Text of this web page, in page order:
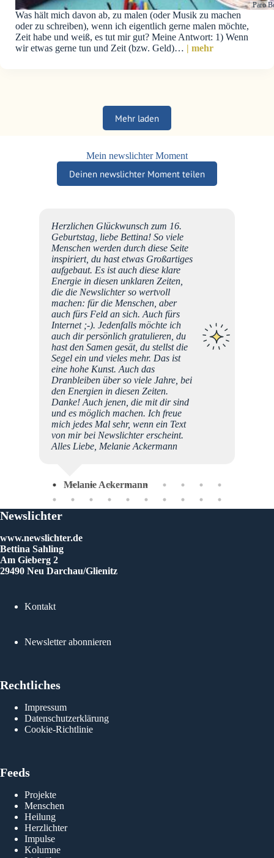
Paro
Was hält mich davon ab, zu malen (oder Musik zu machen
oder zu schreiben), wenn ich eigentlich gerne malen möchte,
Zeit habe und weiß, es tut mir gut? Meine Antwort: 1) Wenn
wir etwas gerne tun und Zeit (bzw. Geld)…
| mehr
Mehr laden
Mein newslichter Moment
Deinen newslichter Moment teilen
Herzlichen Glückwunsch zum 16.
Geburtstag, liebe Bettina! So viele
Menschen werden durch diese Seite
inspiriert, du hast etwas Großartiges
aufgebaut. Es ist auch diese klare
Energie in diesen unklaren Zeiten,
die die Newslichter so wertvoll
machen: für die Menschen, aber
auch fürs Feld an sich. Auch fürs
Internet ;-). Jedenfalls möchte ich
auch dir persönlich gratulieren, du
hast den Samen gesät, du stellst die
Segel ein und vieles mehr. Das ist
eine hohe Kunst. Auch das
Dranbleiben über so viele Jahre, bei
den Energien in diesen Zeiten.
Danke! Auch jenen, die mit dir sind
und es möglich machen. Ich freue
mich jedes Mal sehr, wenn ein Text
von mir bei Newslichter erscheint.
Alles Liebe, Melanie Ackermann
Melanie Ackermann
Newslichter
www.newslichter.de
Bettina Sahling
Am Gieberg 2
29490 Neu Darchau/Glienitz
Kontakt
Newsletter abonnieren
Rechtliches
Impressum
Datenschutzerklärung
Cookie-Richtlinie
Feeds
Projekte
Menschen
Heilung
Herzlichter
Impulse
Kolumne